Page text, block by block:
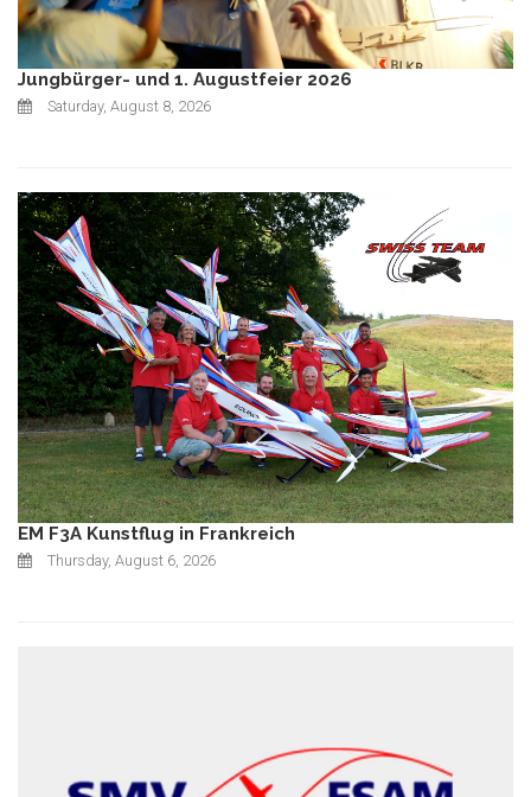
Jungbürger- und 1. Augustfeier 2026
Saturday, August 8, 2026
EM F3A Kunstflug in Frankreich
Thursday, August 6, 2026